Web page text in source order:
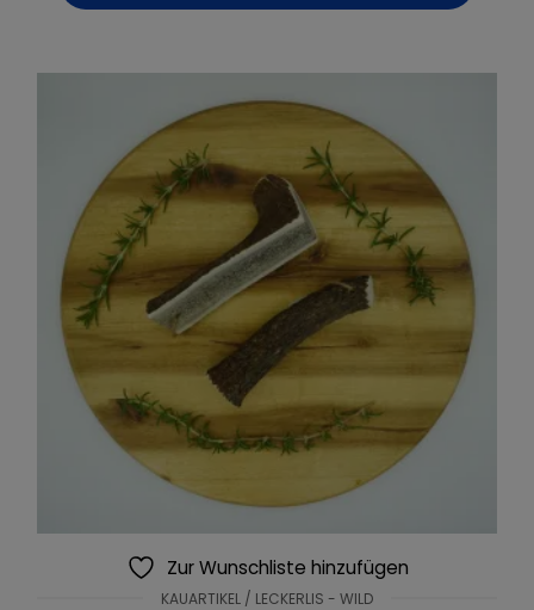
Zur Wunschliste hinzufügen
KAUARTIKEL / LECKERLIS - WILD